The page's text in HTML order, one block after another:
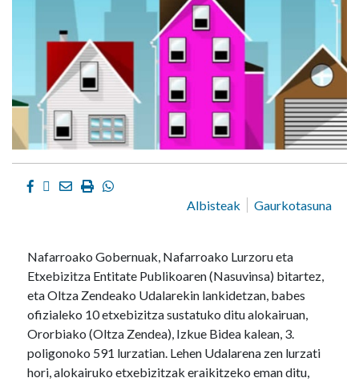
Facebook
Twitter
EmailImprimirWhatsapp
Albisteak
Gaurkotasuna
Nafarroako Gobernuak, Nafarroako Lurzoru eta
Etxebizitza Entitate Publikoaren (Nasuvinsa) bitartez,
eta Oltza Zendeako Udalarekin lankidetzan, babes
ofizialeko 10 etxebizitza sustatuko ditu alokairuan,
Ororbiako (Oltza Zendea), Izkue Bidea kalean, 3.
poligonoko 591 lurzatian. Lehen Udalarena zen lurzati
hori, alokairuko etxebizitzak eraikitzeko eman ditu,